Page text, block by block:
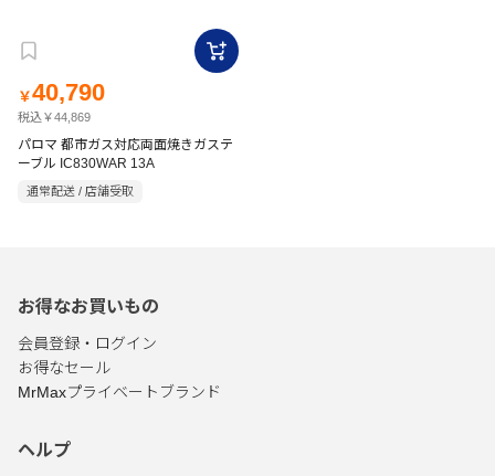
￥40,790
税込￥44,869
パロマ 都市ガス対応両面焼きガステ
ーブル IC830WAR 13A
通常配送 / 店舗受取
お得なお買いもの
会員登録・ログイン
お得なセール
MrMaxプライベートブランド
ヘルプ